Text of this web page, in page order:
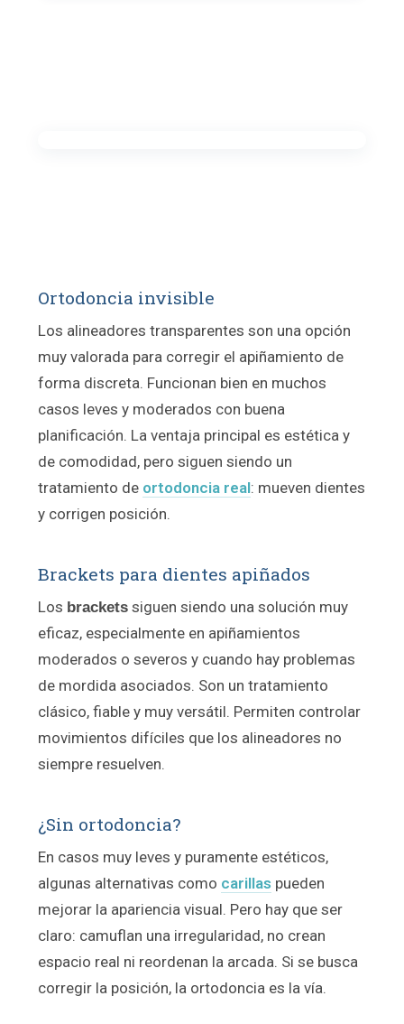
Ortodoncia invisible
Los alineadores transparentes son una opción
muy valorada para corregir el apiñamiento de
forma discreta. Funcionan bien en muchos
casos leves y moderados con buena
planificación. La ventaja principal es estética y
de comodidad, pero siguen siendo un
tratamiento de ortodoncia real: mueven dientes
y corrigen posición.
Brackets para dientes apiñados
Los brackets siguen siendo una solución muy
eficaz, especialmente en apiñamientos
moderados o severos y cuando hay problemas
de mordida asociados. Son un tratamiento
clásico, fiable y muy versátil. Permiten controlar
movimientos difíciles que los alineadores no
siempre resuelven.
¿Sin ortodoncia?
En casos muy leves y puramente estéticos,
algunas alternativas como carillas pueden
mejorar la apariencia visual. Pero hay que ser
claro: camuflan una irregularidad, no crean
espacio real ni reordenan la arcada. Si se busca
corregir la posición, la ortodoncia es la vía.